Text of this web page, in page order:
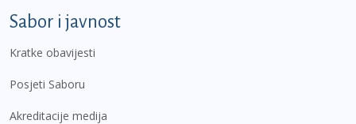
Sabor i javnost
Kratke obavijesti
Posjeti Saboru
Akreditacije medija